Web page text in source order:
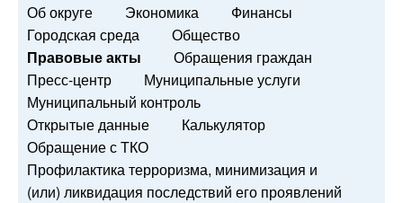
Об округе Экономика
Финансы
Городская среда
Общество
Правовые акты
Обращения граждан
Пресс-центр
Муниципальные услуги
Муниципальный контроль
Открытые данные
Калькулятор
Обращение с ТКО
Профилактика терроризма, минимизация и
(или) ликвидация последствий его проявлений